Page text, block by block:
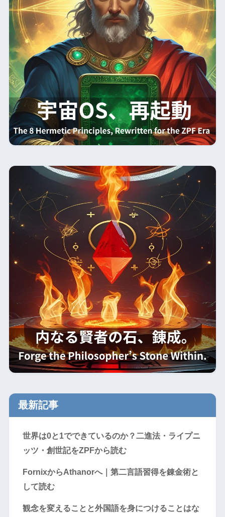
最新記事
世界は0と1でできているのか？二進法・ライプニ
ッツ・創世記をZPFから読む
FornixからAthanorへ｜第二言語習得を錬金術と
して読む
観念を変えることと外国語を身につけることはな